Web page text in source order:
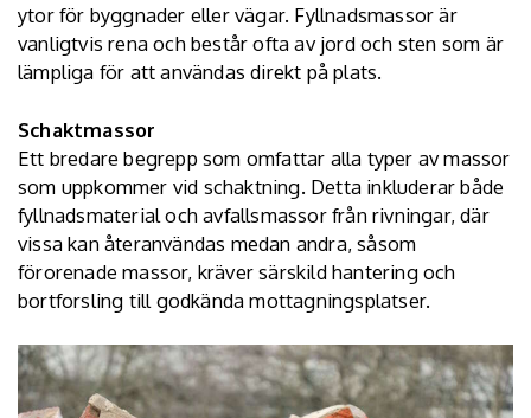
ytor för byggnader eller vägar. Fyllnadsmassor är
vanligtvis rena och består ofta av jord och sten som är
lämpliga för att användas direkt på plats.
Schaktmassor
Ett bredare begrepp som omfattar alla typer av massor
som uppkommer vid schaktning. Detta inkluderar både
fyllnadsmaterial och avfallsmassor från rivningar, där
vissa kan återanvändas medan andra, såsom
förorenade massor, kräver särskild hantering och
bortforsling till godkända mottagningsplatser.